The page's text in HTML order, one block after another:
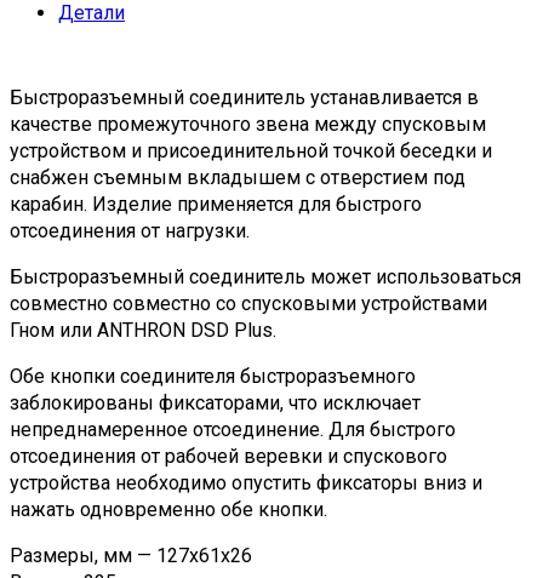
Детали
Быстроразъемный соединитель устанавливается в
качестве промежуточного звена между спусковым
устройством и присоединительной точкой беседки и
снабжен съемным вкладышем с отверстием под
карабин. Изделие применяется для быстрого
отсоединения от нагрузки.
Быстроразъемный соединитель может использоваться
совместно совместно со спусковыми устройствами
Гном или ANTHRON DSD Plus.
Обе кнопки соединителя быстроразъемного
заблокированы фиксаторами, что исключает
непреднамеренное отсоединение. Для быстрого
отсоединения от рабочей веревки и спускового
устройства необходимо опустить фиксаторы вниз и
нажать одновременно обе кнопки.
Размеры, мм — 127х61х26